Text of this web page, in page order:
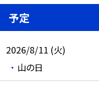
予定
2026/8/11 (火)
山の日